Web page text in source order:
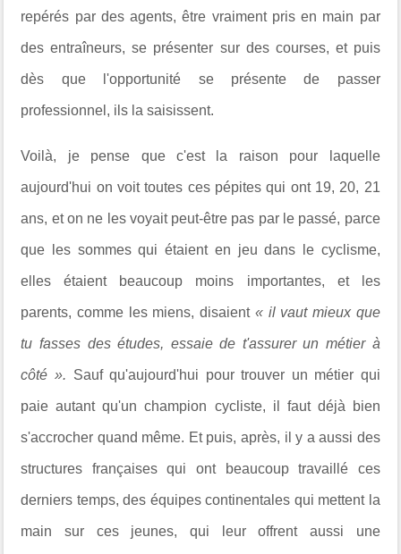
repérés par des agents, être vraiment pris en main par
des entraîneurs, se présenter sur des courses, et puis
dès que l'opportunité se présente de passer
professionnel, ils la saisissent.
Voilà, je pense que c'est la raison pour laquelle
aujourd'hui on voit toutes ces pépites qui ont 19, 20, 21
ans, et on ne les voyait peut-être pas par le passé, parce
que les sommes qui étaient en jeu dans le cyclisme,
elles étaient beaucoup moins importantes, et les
parents, comme les miens, disaient « il vaut mieux que
tu fasses des études, essaie de t'assurer un métier à
côté ». Sauf qu'aujourd'hui pour trouver un métier qui
paie autant qu'un champion cycliste, il faut déjà bien
s'accrocher quand même. Et puis, après, il y a aussi des
structures françaises qui ont beaucoup travaillé ces
derniers temps, des équipes continentales qui mettent la
main sur ces jeunes, qui leur offrent aussi une